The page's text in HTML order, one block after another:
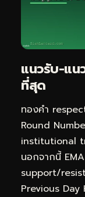
แนวรับ-แน
ที่สุด
ทองคำ
Round
institutional
นอกจากนี้
support/
Previous